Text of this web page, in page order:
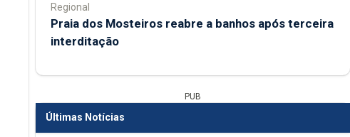
Regional
Praia dos Mosteiros reabre a banhos após terceira
interditação
PUB
Últimas Notícias